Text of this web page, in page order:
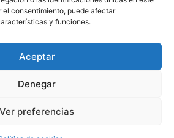
el consentimiento, puede afectar
y funciones.
Aceptar
Denegar
Ver preferencias